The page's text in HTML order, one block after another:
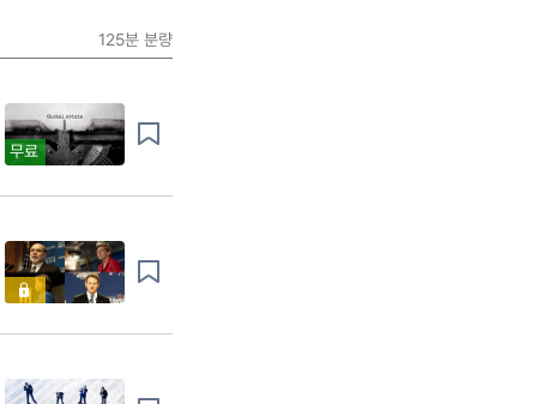
125분 분량
무료